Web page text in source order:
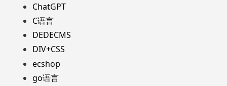
ChatGPT
C语言
DEDECMS
DIV+CSS
ecshop
go语言